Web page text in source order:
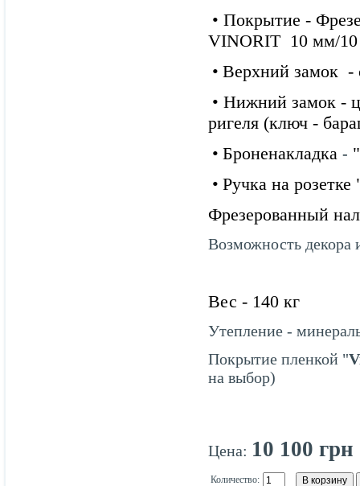
• Покрытие -
VINORIT 10 мм/10
• Верхний замок -
• Нижний замок -
ригеля (ключ -
• Броненакладка -
• Ручка на
Фрезерованный
Возможность декора
Вес - 140 кг
Утепление -
Покрытие пленкой "
на выбор)
Цена: 10 100 грн
Количество: